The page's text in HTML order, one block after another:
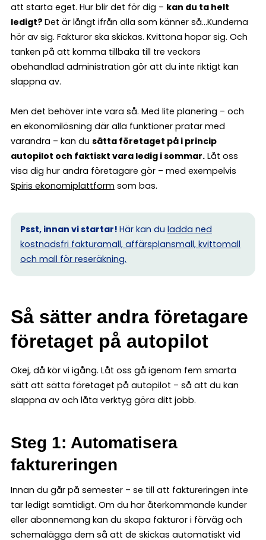
att starta eget. Hur blir det för dig – kan du ta helt
ledigt? Det är långt ifrån alla som känner så…Kunderna
hör av sig. Fakturor ska skickas. Kvittona hopar sig. Och
tanken på att komma tillbaka till tre veckors
obehandlad administration gör att du inte riktigt kan
slappna av.
Men det behöver inte vara så. Med lite planering – och
en ekonomilösning där alla funktioner pratar med
varandra – kan du sätta företaget på i princip
autopilot och faktiskt vara ledig i sommar. Låt oss
visa dig hur andra företagare gör – med exempelvis
Spiris ekonomiplattform som bas.
Psst, innan vi startar! Här kan du ladda ned
kostnadsfri fakturamall, affärsplansmall, kvittomall
och mall för reseräkning.
Så sätter andra företagare
företaget på autopilot
Okej, då kör vi igång. Låt oss gå igenom fem smarta
sätt att sätta företaget på autopilot – så att du kan
slappna av och låta verktyg göra ditt jobb.
Steg 1: Automatisera
faktureringen
Innan du går på semester – se till att faktureringen inte
tar ledigt samtidigt. Om du har återkommande kunder
eller abonnemang kan du skapa fakturor i förväg och
schemalägga dem så att de skickas automatiskt vid